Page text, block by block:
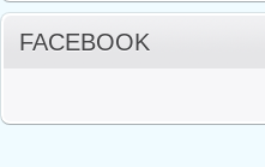
FACEBOOK